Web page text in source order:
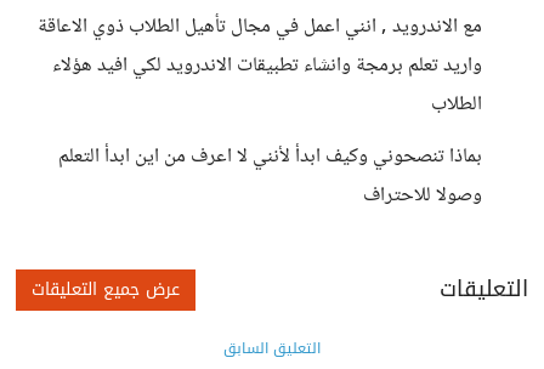
مع الاندرويد , انني اعمل في مجال تأهيل الطلاب ذوي الاعاقة
واريد تعلم برمجة وانشاء تطبيقات الاندرويد لكي افيد هؤلاء
الطلاب
بماذا تنصحوني وكيف ابدأ لأنني لا اعرف من اين ابدأ التعلم
وصولا للاحتراف
التعليقات عرض جميع التعليقات
التعليق السابق